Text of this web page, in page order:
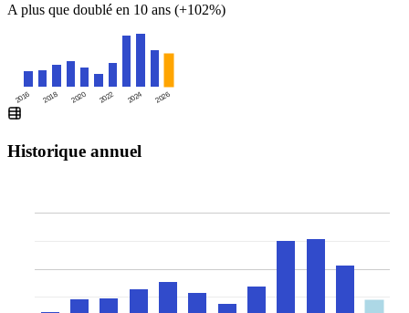
A plus que doublé en 10 ans (+102%)
2016 2018 2020 2022 2024 2026
Historique annuel